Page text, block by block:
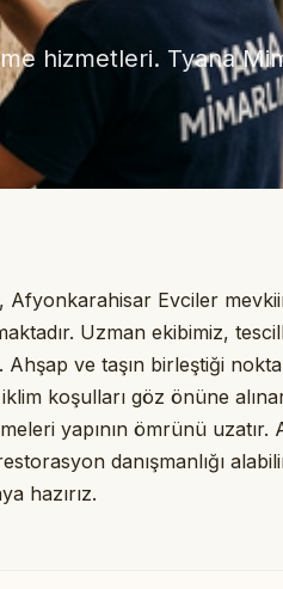
hizmetleri. Tyana
Afyonkarahisar Evciler
Uzman ekibimiz,
ve taşın birleştiği
koşulları göz önüne
yapının ömrünü
danışmanlığı
hazırız.